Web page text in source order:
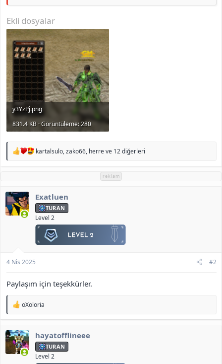
Ekli dosyalar
y3YzPj.png
831.4 KB · Görüntüleme: 280
T
p
e
r
:
kartalsulo,zako66, herreve 12 diğerleri
reklam
Exatluen
TURAN
Level 2
4 Nis 2025 #2
Paylaşım için teşekkürler.
T
p
i
l
e
oXoloria
hayatofflineee
TURAN
Level 2